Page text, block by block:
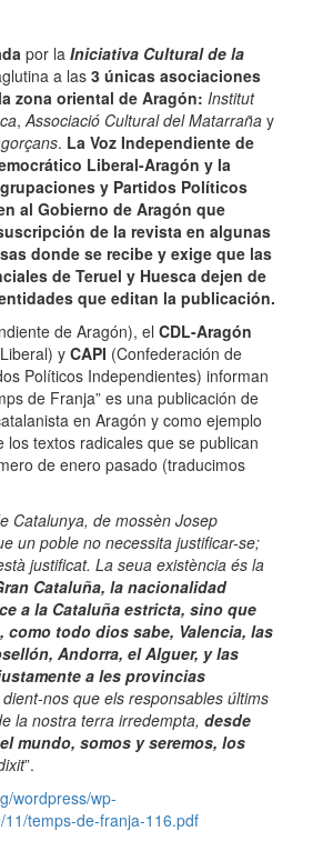
por la Iniciativa Cultural de la
a las 3 únicas asociaciones
zona oriental de Aragón: Institut
,Associació Cultural del Matarraña y
. La Voz Independiente de
Liberal-Aragón y la
y Partidos Políticos
al Gobierno de Aragón que
de la revista en algunas
donde se recibe y exige que las
de Teruel y Huesca dejen de
que editan la publicación.
de Aragón), el CDL-Aragón
y CAPI (Confederación de
Políticos Independientes) informan
de Franja” es una publicación de
en Aragón y como ejemplo
los textos radicales que se publican
de enero pasado (traducimos
Catalunya, de mossèn Josep
un poble no necessita justificar-se;
justificat. La seua existència és la
Cataluña, la nacionalidad
a la Cataluña estricta, sino que
como todo dios sabe, Valencia, las
Andorra, el Alguer, y las
a les provincias
nos que els responsables últims
la nostra terra irredempta, desde
mundo, somos y seremos, los
”.
wordpress/wp-
temps-de-franja-116.pdf